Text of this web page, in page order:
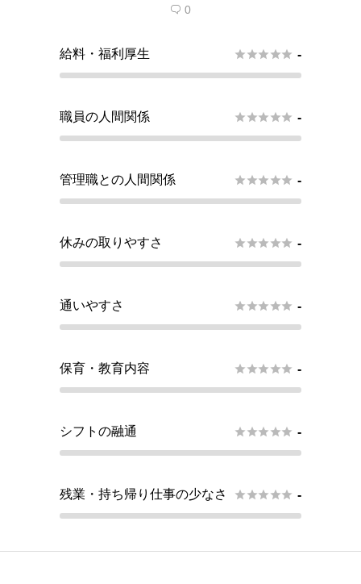
 0
給料・福利厚生  -
職員の人間関係  -
管理職との人間関係  -
休みの取りやすさ  -
通いやすさ  -
保育・教育内容  -
シフトの融通  -
残業・持ち帰り仕事の少なさ  -